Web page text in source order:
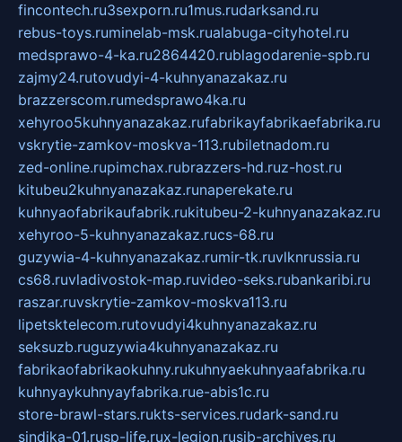
fincontech.ru3sexporn.ru1mus.rudarksand.ru
rebus-toys.ruminelab-msk.rualabuga-cityhotel.ru
medsprawo-4-ka.ru2864420.rublagodarenie-spb.ru
zajmy24.rutovudyi-4-kuhnyanazakaz.ru
brazzerscom.rumedsprawo4ka.ru
xehyroo5kuhnyanazakaz.rufabrikayfabrikaefabrika.ru
vskrytie-zamkov-moskva-113.rubiletnadom.ru
zed-online.rupimchax.rubrazzers-hd.ruz-host.ru
kitubeu2kuhnyanazakaz.runaperekate.ru
kuhnyaofabrikaufabrik.rukitubeu-2-kuhnyanazakaz.ru
xehyroo-5-kuhnyanazakaz.rucs-68.ru
guzywia-4-kuhnyanazakaz.rumir-tk.ruvlknrussia.ru
cs68.ruvladivostok-map.ruvideo-seks.rubankaribi.ru
raszar.ruvskrytie-zamkov-moskva113.ru
lipetsktelecom.rutovudyi4kuhnyanazakaz.ru
seksuzb.ruguzywia4kuhnyanazakaz.ru
fabrikaofabrikaokuhny.rukuhnyaekuhnyaafabrika.ru
kuhnyaykuhnyayfabrika.rue-abis1c.ru
store-brawl-stars.rukts-services.rudark-sand.ru
sindika-01.rusp-life.rux-legion.rusib-archives.ru